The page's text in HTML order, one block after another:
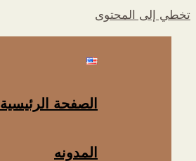
تخطي إلى المحتوى
الصفحة الرئيسية
المدونه